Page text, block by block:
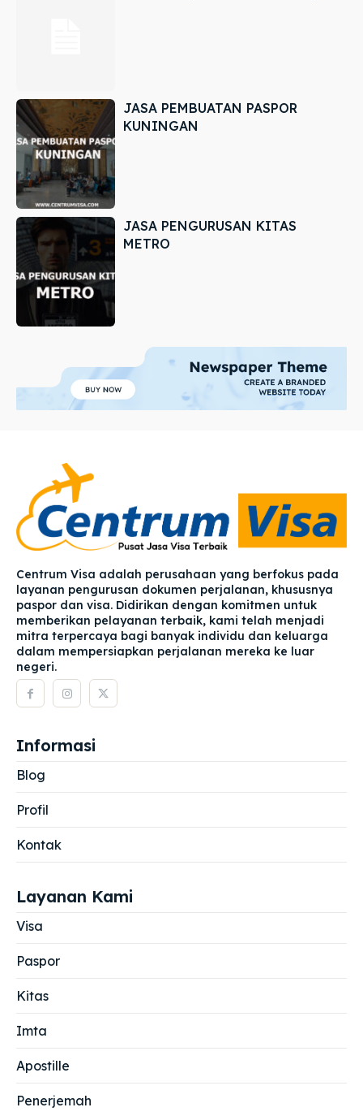
JASA PEMBUATAN PASPOR
KUNINGAN
JASA PENGURUSAN KITAS
METRO
Centrum Visa adalah perusahaan yang berfokus pada
layanan pengurusan dokumen perjalanan, khususnya
paspor dan visa. Didirikan dengan komitmen untuk
memberikan pelayanan terbaik, kami telah menjadi
mitra terpercaya bagi banyak individu dan keluarga
dalam mempersiapkan perjalanan mereka ke luar
negeri.
Informasi
Blog
Profil
Kontak
Layanan Kami
Visa
Paspor
Kitas
Imta
Apostille
Penerjemah